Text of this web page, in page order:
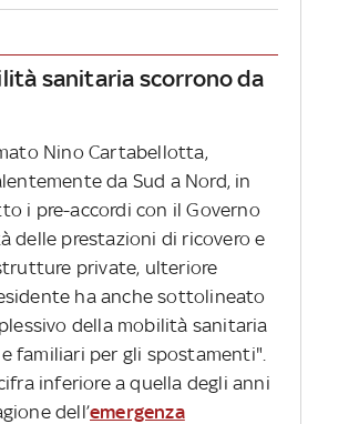
sanitaria scorrono da
Nino Cartabellotta,
da Sud a Nord, in
i pre-accordi con il Governo
delle prestazioni di ricovero e
private, ulteriore
ha anche sottolineato
della mobilità sanitaria
familiari per gli spostamenti".
inferiore a quella degli anni
dell’emergenza